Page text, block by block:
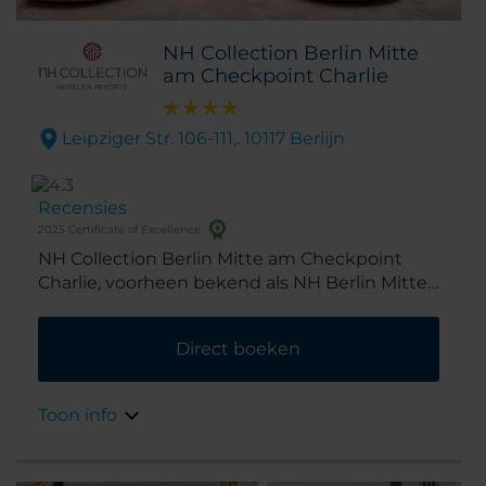
NH Collection Berlin Mitte
am Checkpoint Charlie
Leipziger Str. 106-111,. 10117 Berlijn
Recensies
2025 Certificate of Excellence
NH Collection Berlin Mitte am Checkpoint
Charlie, voorheen bekend als NH Berlin Mitte
handige uitvalsbasis. Wij zijn slechts een
steenworp verwijderd van de belangrijkste
warenhuizen als Galeries Lafayette, Quartier
Direct boeken
Toon info